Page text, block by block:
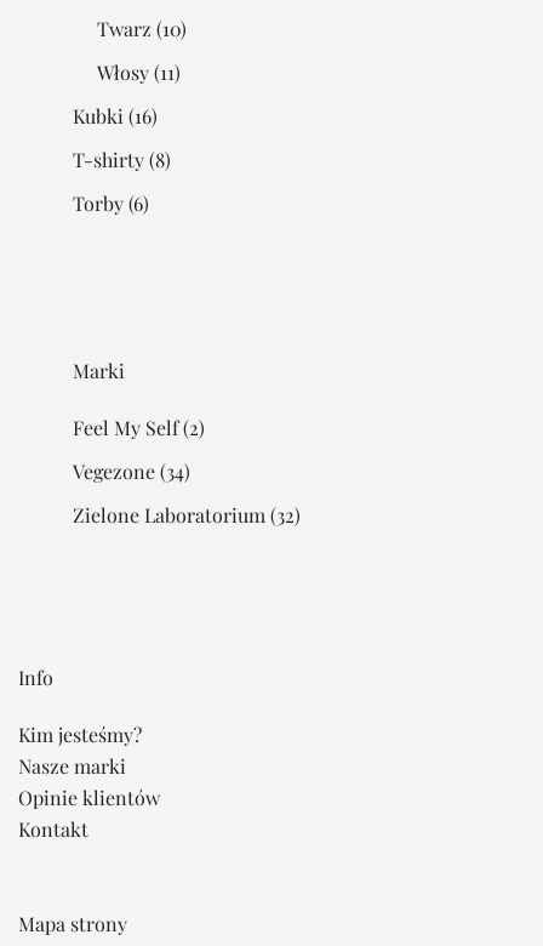
Twarz (10)
Włosy(11)
Kubki (16)
T-shirty(8)
Torby(6)
Marki
Feel My Self(2)
Vegezone(34)
Zielone Laboratorium (32)
Info
Kim jesteśmy?
Nasze marki
Opinie klientów
Kontakt
Mapa strony